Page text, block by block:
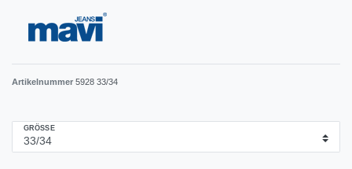
Artikelnummer 5928 33/34
GRÖSSE